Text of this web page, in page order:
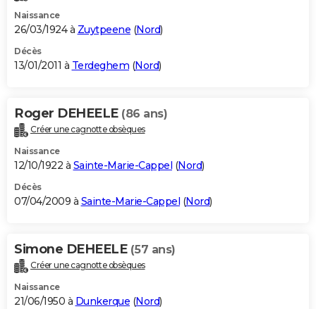
Naissance
26/03/1924 à Zuytpeene (Nord)
Décès
13/01/2011 à Terdeghem (Nord)
Roger DEHEELE (86 ans)
Créer une cagnotte obsèques
Naissance
12/10/1922 à Sainte-Marie-Cappel (Nord)
Décès
07/04/2009 à Sainte-Marie-Cappel (Nord)
Simone DEHEELE (57 ans)
Créer une cagnotte obsèques
Naissance
21/06/1950 à Dunkerque (Nord)